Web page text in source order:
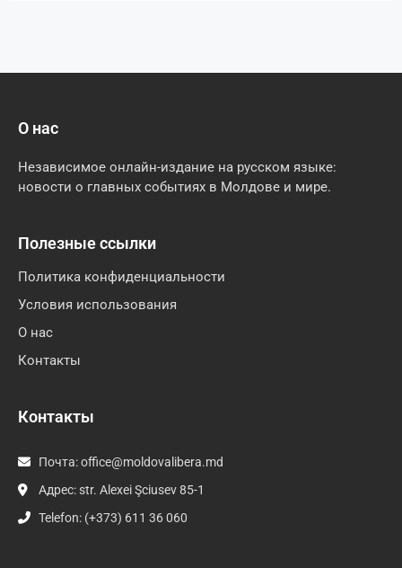
О нас
Независимое онлайн-издание на русском языке:
новости о главных событиях в Молдове и мире.
Полезные ссылки
Политика конфиденциальности
Условия использования
О нас
Контакты
Контакты
Почта:office@moldovalibera.md
Адрес: str. Alexei Şciusev 85-1
Telefon: (+373) 611 36 060